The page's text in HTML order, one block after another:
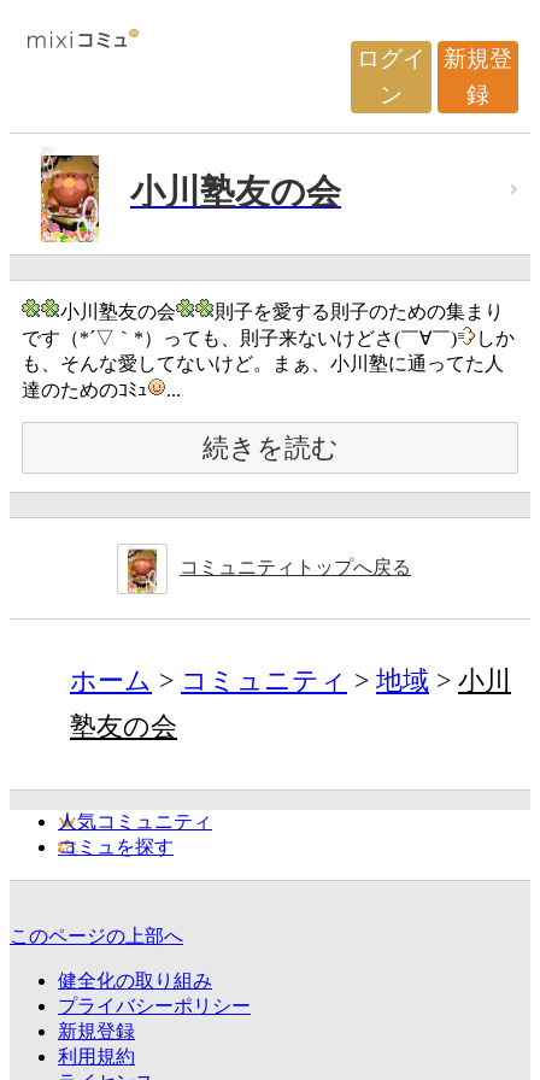
ログイ
ン
新規登
録
小川塾友の会
小川塾友の会
則子を愛する則子のための集まり
です（*´▽｀*）っても、則子来ないけどさ(￣∀￣)
しか
も、そんな愛してないけど。まぁ、小川塾に通ってた人
達のためのｺﾐｭ
...
続きを読む
コミュニティトップへ戻る
ホーム コミュニティ 地域
小川
塾友の会
人気コミュニティ
コミュを探す
このページの上部へ
健全化の取り組み
プライバシーポリシー
新規登録
利用規約